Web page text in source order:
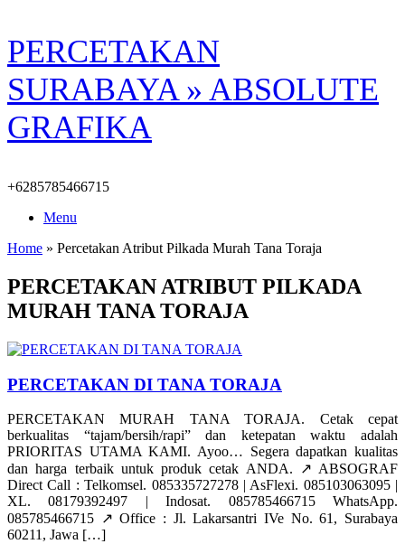
Skip
to
content
PERCETAKAN
SURABAYA » ABSOLUTE
GRAFIKA
+6285785466715
Menu
Home » Percetakan Atribut Pilkada Murah Tana Toraja
PERCETAKAN ATRIBUT PILKADA
MURAH TANA TORAJA
PERCETAKAN DI TANA TORAJA
PERCETAKAN MURAH TANA TORAJA. Cetak cepat
berkualitas “tajam/bersih/rapi” dan ketepatan waktu adalah
PRIORITAS UTAMA KAMI. Ayoo… Segera dapatkan kualitas
dan harga terbaik untuk produk cetak ANDA. ↗️ ABSOGRAF
Direct Call : Telkomsel. 085335727278 | AsFlexi. 085103063095 |
XL. 08179392497 | Indosat. 085785466715 WhatsApp.
085785466715 ↗️ Office : Jl. Lakarsantri IVe No. 61, Surabaya
60211, Jawa […]